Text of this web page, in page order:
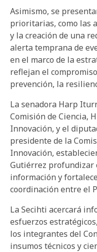
Asimismo, se
prioritarias, como las
y la creación de una
alerta temprana de
en el marco de la
reflejan el
prevención, la
La senadora Harp
Comisión de Ciencia,
Innovación, y el
presidente de la
Innovación,
Gutiérrez profundizar
información y
coordinación entre el
La Secihti acercará
esfuerzos
los integrantes del
insumos técnicos y